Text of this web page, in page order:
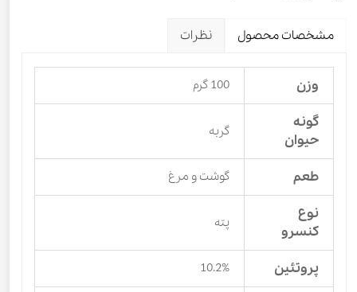
مشخصات محصول نظرات
وزن 100 گرم
گونه
حیوان
گربه
طعم گوشت و مرغ
نوع
کنسرو
پته
پروتئین 10.2%